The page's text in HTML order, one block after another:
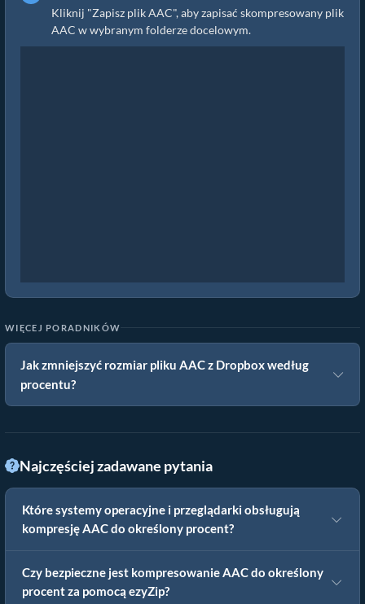
Kliknij "Zapisz plik AAC", aby zapisać skompresowany plik
AAC w wybranym folderze docelowym.
WIĘCEJ PORADNIKÓW
Jak zmniejszyć rozmiar pliku AAC z Dropbox według
procentu?
Najczęściej zadawane pytania
Które systemy operacyjne i przeglądarki obsługują
kompresję AAC do określony procent?
Czy bezpieczne jest kompresowanie AAC do określony
procent za pomocą ezyZip?